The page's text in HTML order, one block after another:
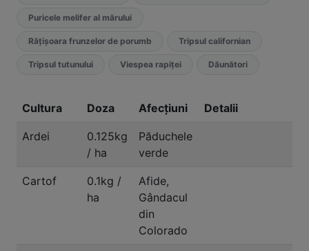
Puricele melifer al mărului
Rățișoara frunzelor de porumb Tripsul californian
Tripsul tutunului Viespea rapiței Dăunători
Cultura Doza Afecțiuni Detalii
Ardei
0.125kg
/ ha
Păduchele
verde
Cartof
0.1kg /
ha
Afide,
Gândacul
din
Colorado